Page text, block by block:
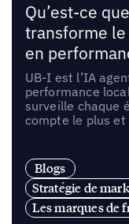
Qu’est-ce
transforme
en
UB-I est l’IA
performance
surveille chaque
compte le plus
Blogs
Stratégie de
Les marques de